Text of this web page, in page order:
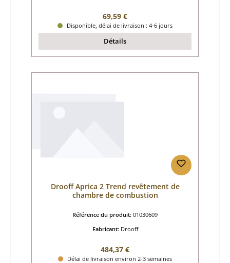
Prix régulier :
69,59 €
Disponible, délai de livraison : 4-6 jours
Détails
Drooff Aprica 2 Trend revêtement de
chambre de combustion
Référence du produit: 01030609
Fabricant: Drooff
Prix régulier :
484,37 €
Délai de livraison environ 2-3 semaines